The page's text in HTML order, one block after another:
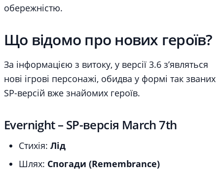
обережністю.
Що відомо про нових героїв?
За інформацією з витоку, у версії 3.6 з’являться
нові ігрові персонажі, обидва у формі так званих
SP-версій вже знайомих героїв.
Evernight – SP-версія March 7th
Стихія: Лід
Шлях: Спогади (Remembrance)